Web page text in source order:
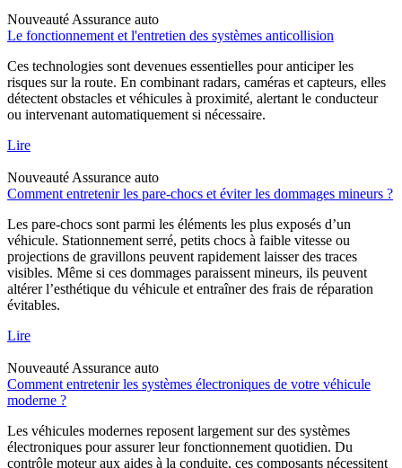
Nouveauté Assurance auto
Le fonctionnement et l'entretien des systèmes anticollision
Ces technologies sont devenues essentielles pour anticiper les
risques sur la route. En combinant radars, caméras et capteurs, elles
détectent obstacles et véhicules à proximité, alertant le conducteur
ou intervenant automatiquement si nécessaire.
Lire
Nouveauté Assurance auto
Comment entretenir les pare-chocs et éviter les dommages mineurs ?
Les pare-chocs sont parmi les éléments les plus exposés d’un
véhicule. Stationnement serré, petits chocs à faible vitesse ou
projections de gravillons peuvent rapidement laisser des traces
visibles. Même si ces dommages paraissent mineurs, ils peuvent
altérer l’esthétique du véhicule et entraîner des frais de réparation
évitables.
Lire
Nouveauté Assurance auto
Comment entretenir les systèmes électroniques de votre véhicule
moderne ?
Les véhicules modernes reposent largement sur des systèmes
électroniques pour assurer leur fonctionnement quotidien. Du
contrôle moteur aux aides à la conduite, ces composants nécessitent